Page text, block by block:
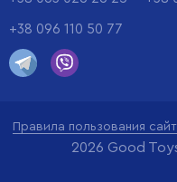
+38 096 110 50 77
Правила пользования
2026 Good